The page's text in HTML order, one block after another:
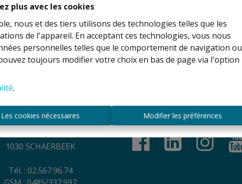
plus avec les cookies
nous et des tiers utilisons des technologies telles que les
de l'appareil. En acceptant ces technologies, vous nous
personnelles telles que le comportement de navigation ou
toujours modifier votre choix en bas de page via l'option
.
Les cookies nécessaires Modifier les préférences
À Vendre
Contact
Anatole France, 44
1030 SCHAERBEEK
Tél. : 02.567.96.74